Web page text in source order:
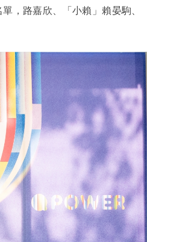
，路嘉欣、「小賴」賴晏駒、